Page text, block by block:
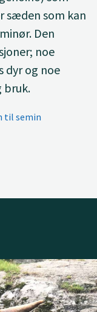
sæden som kan
Den
noe
dyr og noe
bruk.
til semin